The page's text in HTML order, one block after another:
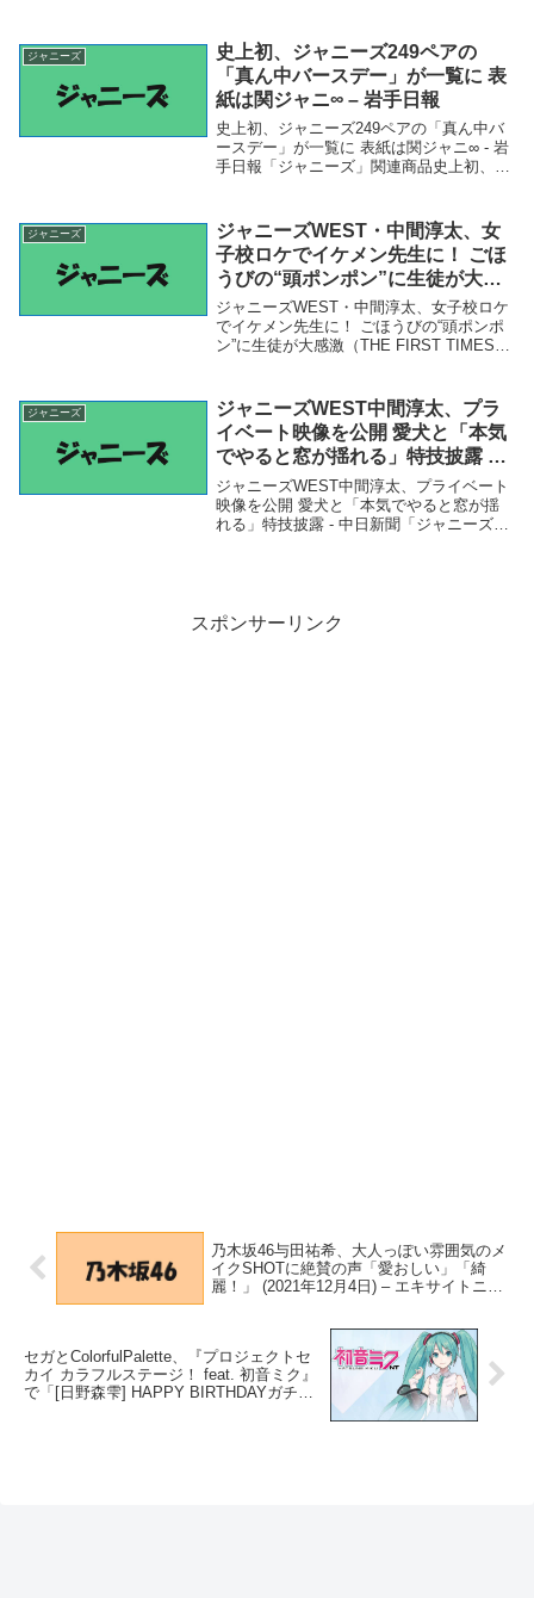
ナ感染者（日刊スポーツ） - ...
ジャニーズ
史上初、ジャニーズ249ペアの
「真ん中バースデー」が一覧に 表
紙は関ジャニ∞ – 岩手日報
史上初、ジャニーズ249ペアの「真ん中バ
ースデー」が一覧に 表紙は関ジャニ∞ - 岩
手日報「ジャニーズ」関連商品史上初、ジ
初、ジャニーズ249ペアの「真ん...
ジャニーズ
ジャニーズWEST・中間淳太、女
子校ロケでイケメン先生に！ ごほ
うびの“頭ポンポン”に生徒が大感
激（THE FIRST TIMES） –
Yahoo!ニュース – Yahoo!ニュー
ス
ジャニーズWEST・中間淳太、女子校ロケ
でイケメン先生に！ ごほうびの“頭ポンポ
ン”に生徒が大感激（THE FIRST TIMES）
淳太、女子...
ジャニーズ
ジャニーズWEST中間淳太、プラ
イベート映像を公開 愛犬と「本気
でやると窓が揺れる」特技披露 –
中日新聞
ジャニーズWEST中間淳太、プライベート
映像を公開 愛犬と「本気でやると窓が揺
れる」特技披露 - 中日新聞「ジャニーズ」
スポンサーリンク
乃木坂46与田祐希、大人っぽい雰囲気のメ
イクSHOTに絶賛の声「愛おしい」「綺
麗！」 (2021年12月4日) – エキサイトニュ
セガとColorfulPalette、『プロジェクトセ
カイ カラフルステージ！ feat. 初音ミク』
で「[日野森雫] HAPPY BIRTHDAYガチ